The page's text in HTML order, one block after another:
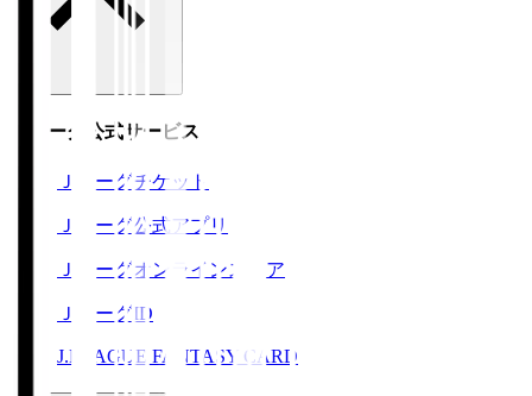
Ｊリーグ公式サービス
Ｊリーグチケット
Ｊリーグ公式アプリ
Ｊリーグオンラインストア
ＪリーグID
J.LEAGUE FANTASY CARD